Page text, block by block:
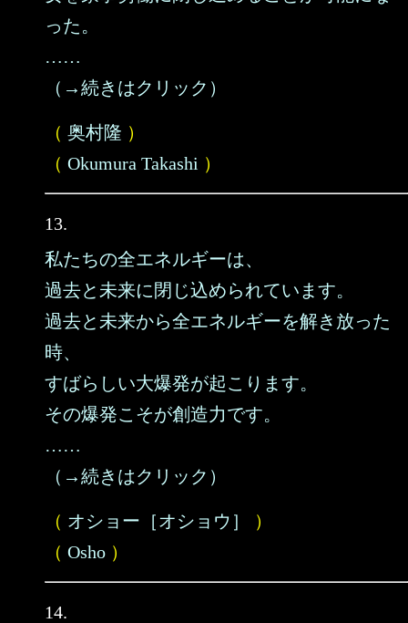
った。
……
（→続きはクリック）
（ 奥村隆 ）
（ Okumura Takashi ）
13.
私たちの全エネルギーは、
過去と未来に閉じ込められています。
過去と未来から全エネルギーを解き放った
時、
すばらしい大爆発が起こります。
その爆発こそが創造力です。
……
（→続きはクリック）
（ オショー［オショウ］
）
（ Osho ）
14.